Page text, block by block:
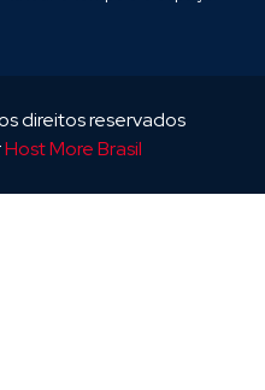
direitos reservados
Host More Brasil